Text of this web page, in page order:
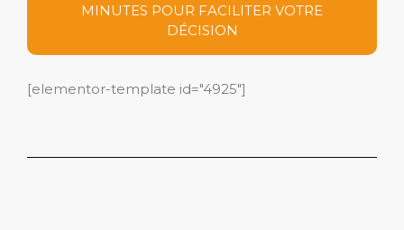
MINUTES POUR FACILITER VOTRE
DÉCISION
[elementor-template id="4925"]